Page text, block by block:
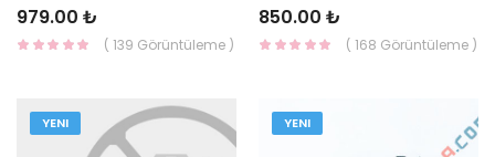
979.00 ₺
( 139 Görüntüleme )
850.00 ₺
( 168 Görüntüleme )
YENI YENI